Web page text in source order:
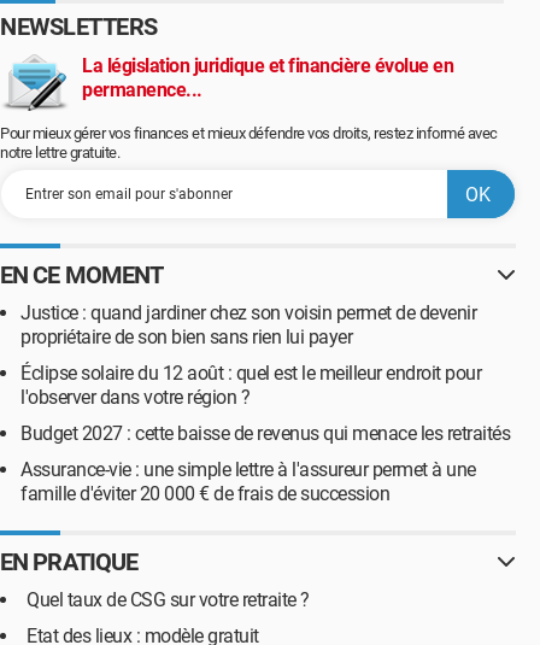
NEWSLETTERS
La législation juridique et financière évolue en
permanence...
Pour mieux gérer vos finances et mieux défendre vos droits, restez informé avec
notre lettre gratuite.
EN CE MOMENT
Justice : quand jardiner chez son voisin permet de devenir
propriétaire de son bien sans rien lui payer
Éclipse solaire du 12 août : quel est le meilleur endroit pour
l'observer dans votre région ?
Budget 2027 : cette baisse de revenus qui menace les retraités
Assurance-vie : une simple lettre à l'assureur permet à une
famille d'éviter 20 000 € de frais de succession
EN PRATIQUE
Quel taux de CSG sur votre retraite ?
Etat des lieux : modèle gratuit